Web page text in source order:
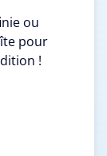
ou
pour
!